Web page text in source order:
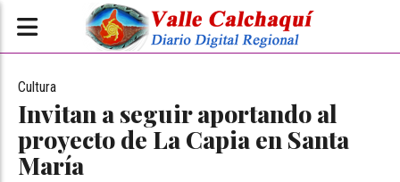
Invitan a seguir aportando al
proyecto de La Capia en Santa
María
Cultura